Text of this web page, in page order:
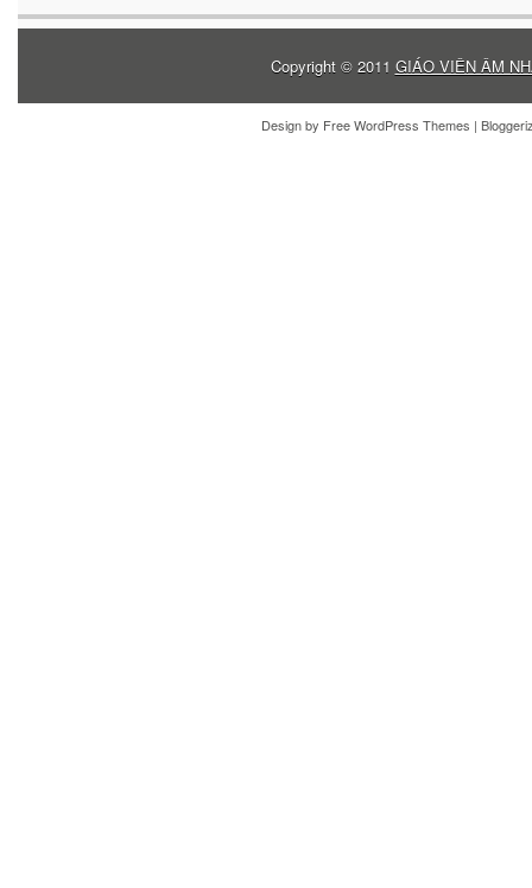
Copyright © 2011 GIÁO VIÊN ÂM
Design by Free WordPress Themes |